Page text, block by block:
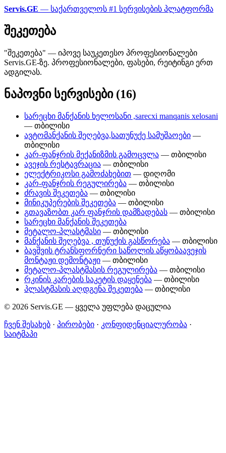
Servis.GE — საქართველოს #1 სერვისების პლატფორმა
შეკეთება
"შეკეთება" — იპოვე საუკეთესო პროფესიონალები
Servis.GE-ზე. პროფესიონალები, ფასები, რეიტინგი ერთ
ადგილას.
ნაპოვნი სერვისები (16)
სარეცხი მანქანის ხელოსანი ,sarecxi manqanis xelosani
— თბილისი
ავტომანქანის შეღებვა,სათუნუქე სამუშაოები —
თბილისი
კარ-ფანჯრის მექანიზმის გამოცვლა — თბილისი
ავეჯის რესტავრაცია — თბილისი
ელექტრიკოსი გამოძახებით — დიღომი
კარ-ფანჯრის რეგულირება — თბილისი
ძრავის შეკეთება — თბილისი
მინიკუპერების შეკეთება — თბილისი
გთავაზობთ კარ ფანჯრის დამზადებას — თბილისი
სარეცხი მანქანის შეკეთება
მეტალო-პლასტმასი — თბილისი
მანქანის შეღებვა , თუნუქის გასწორება — თბილისი
ბავშვის ტრანსფორნერი საწოლის აწყობაავეჯის
მონტაჟი დემონტაჟი — თბილისი
მეტალო-პლასტმასის რეგულირება — თბილისი
რკინის კარების საკეტის დაყენება — თბილისი
პლასტმასის აღდგენა შეკეთება — თბილისი
© 2026 Servis.GE — ყველა უფლება დაცულია
ჩვენ შესახებ · პირობები · კონფიდენციალურობა ·
საიტმაპი